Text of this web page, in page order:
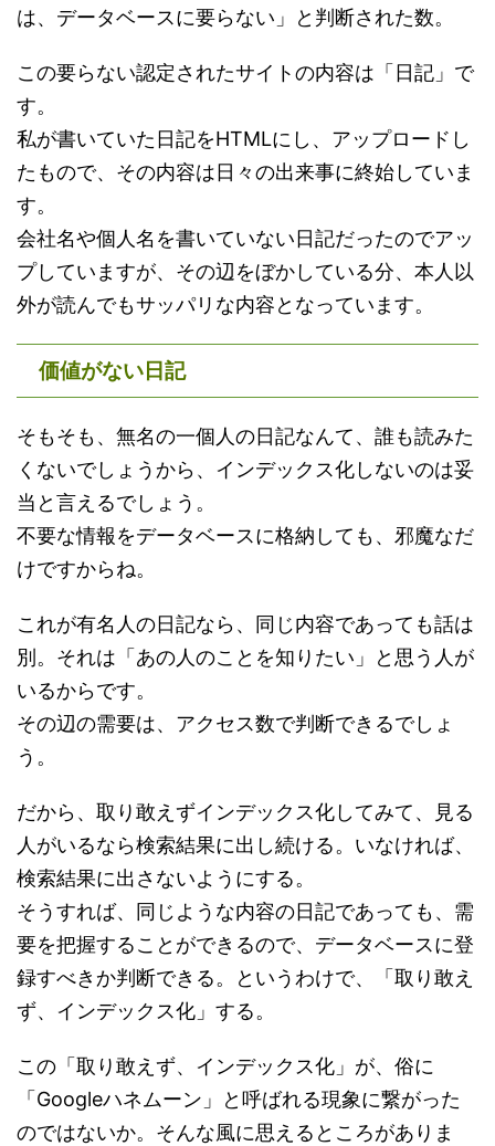
は、データベースに要らない」と判断された数。
この要らない認定されたサイトの内容は「日記」で
す。
私が書いていた日記をHTMLにし、アップロードし
たもので、その内容は日々の出来事に終始していま
す。
会社名や個人名を書いていない日記だったのでアッ
プしていますが、その辺をぼかしている分、本人以
外が読んでもサッパリな内容となっています。
価値がない日記
そもそも、無名の一個人の日記なんて、誰も読みた
くないでしょうから、インデックス化しないのは妥
当と言えるでしょう。
不要な情報をデータベースに格納しても、邪魔なだ
けですからね。
これが有名人の日記なら、同じ内容であっても話は
別。それは「あの人のことを知りたい」と思う人が
いるからです。
その辺の需要は、アクセス数で判断できるでしょ
う。
だから、取り敢えずインデックス化してみて、見る
人がいるなら検索結果に出し続ける。いなければ、
検索結果に出さないようにする。
そうすれば、同じような内容の日記であっても、需
要を把握することができるので、データベースに登
録すべきか判断できる。というわけで、「取り敢え
ず、インデックス化」する。
この「取り敢えず、インデックス化」が、俗に
「Googleハネムーン」と呼ばれる現象に繋がった
のではないか。そんな風に思えるところがありま